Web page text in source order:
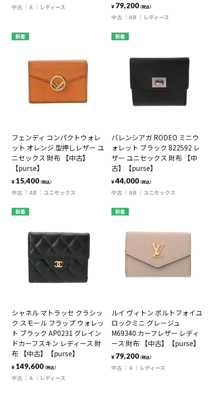
中古 A レディース ¥ 79,200（税込）
中古 AB レディース
新着
フェンディ コンパクトウォレ
ット オレンジ 型押しレザー ユ
ニセックス 財布 【中古】
【purse】
¥ 15,400（税込）
中古 AB ユニセックス
新着
バレンシアガ RODEO ミニウ
ォレット ブラック 822592 レ
ザー ユニセックス 財布 【中
古】【purse】
¥44,000（税込）
中古 AB ユニセックス
新着
シャネル マトラッセ クラシッ
ク スモール フラップ ウォレッ
ト ブラック AP0231 グレイン
ドカーフスキン レディース 財
布 【中古】【purse】
¥ 149,600（税込）
中古 A レディース
新着
ルイ ヴィトン ポルトフォイユ
ロックミニ グレージュ
M69340 カーフレザー レディ
ース 財布 【中古】【purse】
¥ 79,200（税込）
中古 A レディース